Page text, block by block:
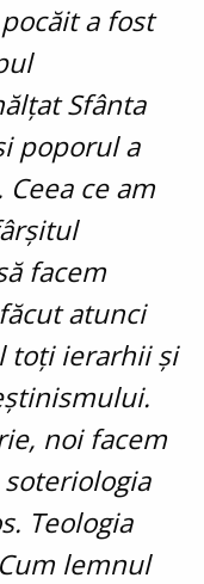
a fost
Sfânta
poporul a
ce am
facem
atunci
toți ierarhii și
noi facem
Teologia
lemnul